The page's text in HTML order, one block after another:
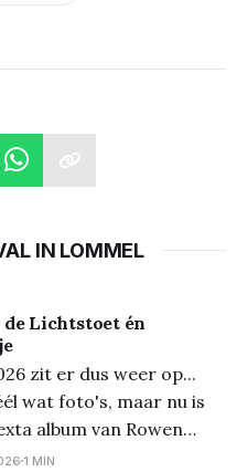
IN LOMMEL
Lichtstoet én
zit er dus weer op...
wat foto's, maar nu is
album van Rowen
op Flickr. En tevens een
1 MIN